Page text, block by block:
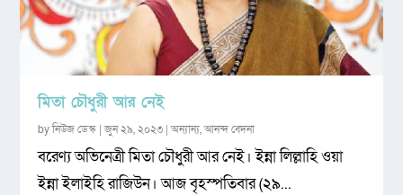
মিতা চৌধুরী আর নেই
byনিউজ ডেস্ক |জুন ২৯, ২০২৩ |অন্যান্য,আনন্দ বেদনা
বরেণ্য অভিনেত্রী মিতা চৌধুরী আর নেই। ইন্না লিল্লাহি ওয়া
ইন্না ইলাইহি রাজিউন। আজ বৃহস্পতিবার (২৯...